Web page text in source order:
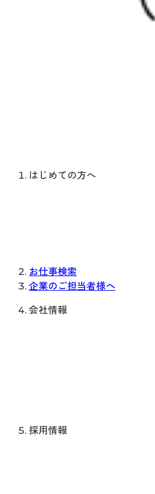
はじめての方へ
お仕事検索
企業のご担当者様へ
会社情報
採用情報